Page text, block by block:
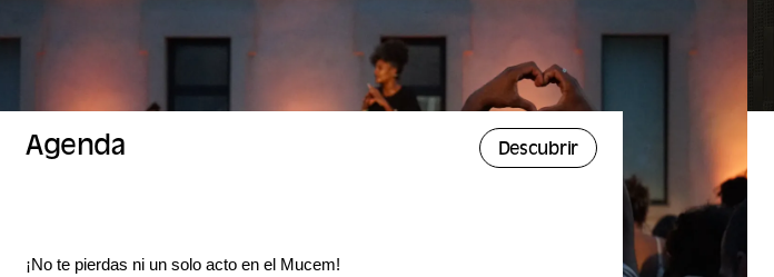
Agenda Descubrir
¡No te pierdas ni un solo acto en el Mucem!